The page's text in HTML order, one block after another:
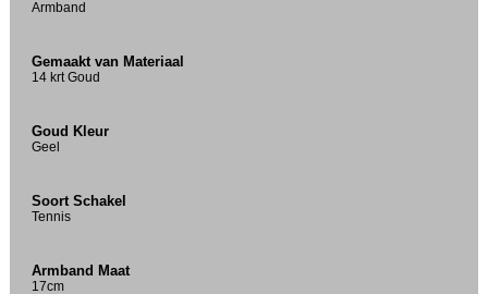
Armband
Gemaakt van Materiaal
14 krt Goud
Goud Kleur
Geel
Soort Schakel
Tennis
Armband Maat
17cm